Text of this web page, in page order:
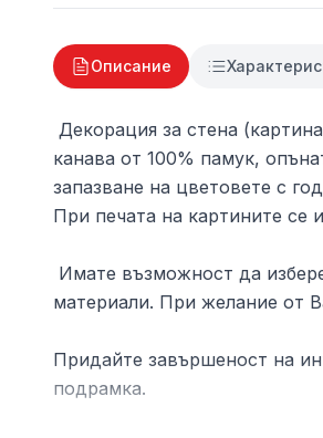
Описание
Декорация за стена
канава от 100% памук,
запазване на цветовете с
При печата на картините се
Имате възможност да
материали. При желание от
Придайте завършеност на
подрамка.